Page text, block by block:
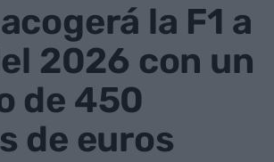
la F1 a
2026 con un
de 450
de euros